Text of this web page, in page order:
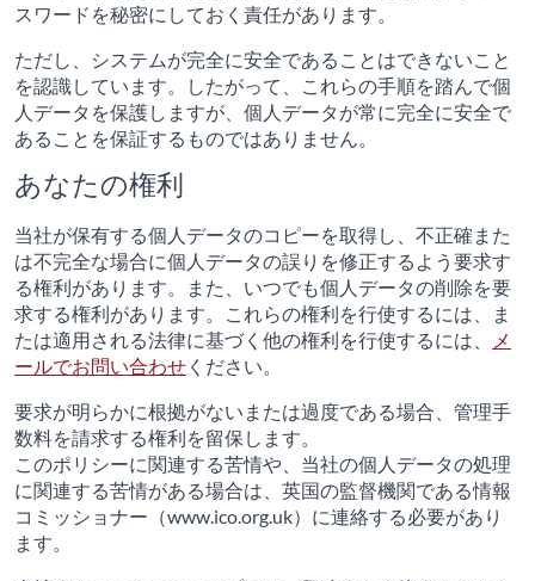
スワードを秘密にしておく責任があります。
ただし、システムが完全に安全であることはできないこと
を認識しています。したがって、これらの手順を踏んで個
人データを保護しますが、個人データが常に完全に安全で
あることを保証するものではありません。
あなたの権利
当社が保有する個人データのコピーを取得し、不正確また
は不完全な場合に個人データの誤りを修正するよう要求す
る権利があります。また、いつでも個人データの削除を要
求する権利があります。これらの権利を行使するには、ま
たは適用される法律に基づく他の権利を行使するには、
メ
ールでお問い合わせ ください。
要求が明らかに根拠がないまたは過度である場合、管理手
数料を請求する権利を留保します。
このポリシーに関連する苦情や、当社の個人データの処理
に関連する苦情がある場合は、英国の監督機関である情報
コミッショナー（www.ico.org.uk）に連絡する必要があり
ます。